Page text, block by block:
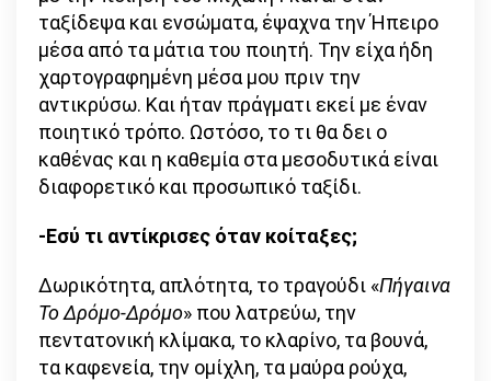
ταξίδεψα και ενσώματα, έψαχνα την Ήπειρο
μέσα από τα μάτια του ποιητή. Την είχα ήδη
χαρτογραφημένη μέσα μου πριν την
αντικρύσω. Και ήταν πράγματι εκεί με έναν
ποιητικό τρόπο. Ωστόσο, το τι θα δει ο
καθένας και η καθεμία στα μεσοδυτικά είναι
διαφορετικό και προσωπικό ταξίδι.
-Εσύ τι αντίκρισες όταν κοίταξες;
Δωρικότητα, απλότητα, το τραγούδι «Πήγαινα
Το Δρόμο-Δρόμο» που λατρεύω, την
πεντατονική κλίμακα, το κλαρίνο, τα βουνά,
τα καφενεία, την ομίχλη, τα μαύρα ρούχα,